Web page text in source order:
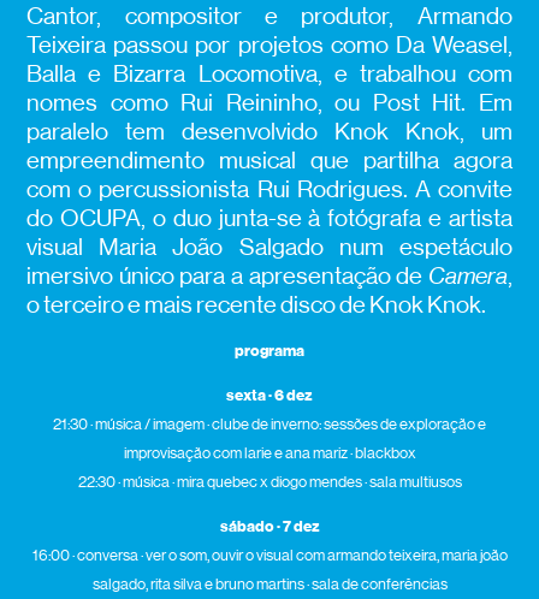
Cantor, compositor e produtor, Armando
Teixeira passou por projetos como Da Weasel,
Balla e Bizarra Locomotiva, e trabalhou com
nomes como Rui Reininho, ou Post Hit. Em
paralelo tem desenvolvido Knok Knok, um
empreendimento musical que partilha agora
com o percussionista Rui Rodrigues. A convite
do OCUPA, o duo junta-se à fotógrafa e artista
visual Maria João Salgado num espetáculo
imersivo único para a apresentação de Camera,
o terceiro e mais recente disco de Knok Knok.
programa
sexta · 6 dez
21:30 · música / imagem · clube de inverno: sessões de exploração e
improvisação com larie e ana mariz · blackbox
22:30 · música · mira quebec x diogo mendes · sala multiusos
sábado · 7 dez
16:00 · conversa · ver o som, ouvir o visual com armando teixeira, maria joão
salgado, rita silva e bruno martins · sala de conferências